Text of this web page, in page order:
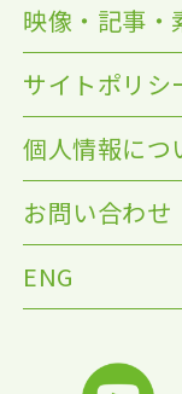
映像・記事・
サイトポリシ
個人情報につ
お問い合わせ
ENG